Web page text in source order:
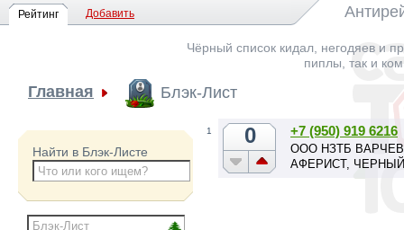
Рейтинг Добавить
Чёрный список кидал, негодяев и
пиплы, так и
Главная Блэк-Лист
Найти в Блэк-Листе
1 0 +7 (950) 919 6216
ООО НЗТБ
АФЕРИСТ,